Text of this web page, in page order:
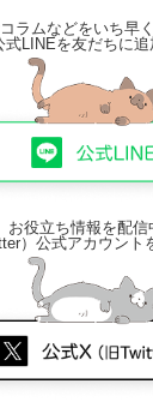
ラムなどをいち早
式LINEを友だちに追
お役立ち情報を配信
）公式アカウント